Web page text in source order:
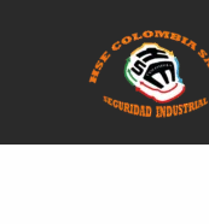
contenido